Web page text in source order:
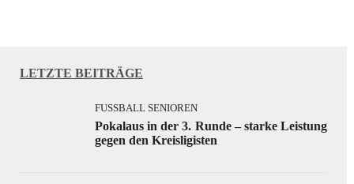
LETZTE BEITRÄGE
FUSSBALL SENIOREN
Pokalaus in der 3. Runde – starke Leistung
gegen den Kreisligisten